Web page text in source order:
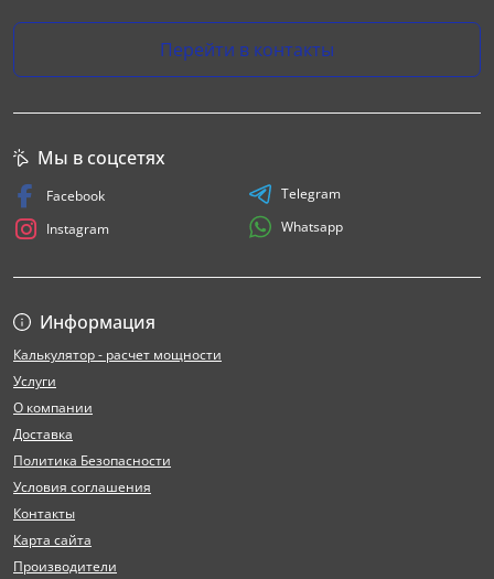
Перейти в контакты
Информация
Калькулятор - расчет мощности
Услуги
О компании
Доставка
Политика Безопасности
Условия соглашения
Контакты
Карта сайта
Производители
Мы в соцсетях
Facebook
Instagram
Telegram
Whatsapp